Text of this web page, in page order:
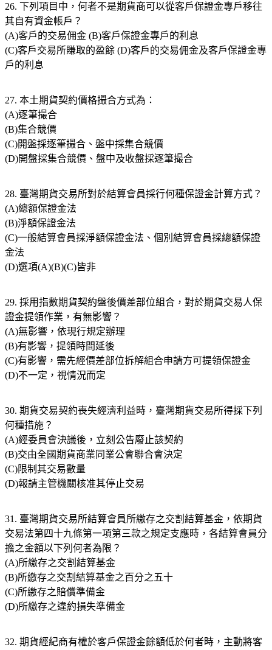
26. 下列項目中，何者不是期貨商可以從客戶保證金專戶移往
其自有資金帳戶？
(A)客戶的交易佣金 (B)客戶保證金專戶的利息
(C)客戶交易所賺取的盈餘 (D)客戶的交易佣金及客戶保證金專
戶的利息
27. 本土期貨契約價格撮合方式為：
(A)逐筆撮合
(B)集合競價
(C)開盤採逐筆撮合、盤中採集合競價
(D)開盤採集合競價、盤中及收盤採逐筆撮合
28. 臺灣期貨交易所對於結算會員採行何種保證金計算方式？
(A)總額保證金法
(B)淨額保證金法
(C)一般結算會員採淨額保證金法、個別結算會員採總額保證
金法
(D)選項(A)(B)(C)皆非
29. 採用指數期貨契約盤後價差部位組合，對於期貨交易人保
證金提領作業，有無影響？
(A)無影響，依現行規定辦理
(B)有影響，提領時間延後
(C)有影響，需先經價差部位拆解組合申請方可提領保證金
(D)不一定，視情況而定
30. 期貨交易契約喪失經濟利益時，臺灣期貨交易所得採下列
何種措施？
(A)經委員會決議後，立刻公告廢止該契約
(B)交由全國期貨商業同業公會聯合會決定
(C)限制其交易數量
(D)報請主管機關核准其停止交易
31. 臺灣期貨交易所結算會員所繳存之交割結算基金，依期貨
交易法第四十九條第一項第三款之規定支應時，各結算會員分
擔之金額以下列何者為限？
(A)所繳存之交割結算基金
(B)所繳存之交割結算基金之百分之五十
(C)所繳存之賠償準備金
(D)所繳存之違約損失準備金
32. 期貨經紀商有權於客戶保證金餘額低於何者時，主動將客